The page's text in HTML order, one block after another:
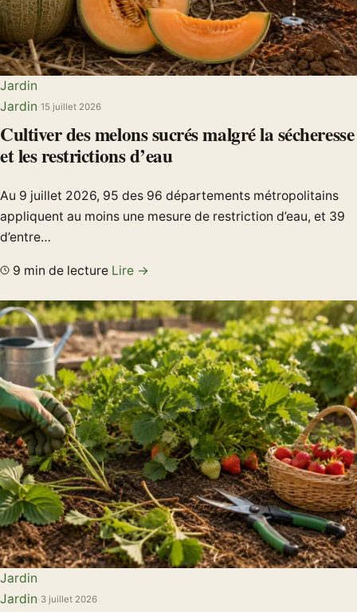
Jardin
Jardin 15 juillet 2026
Cultiver des melons sucrés malgré la sécheresse
et les restrictions d’eau
Au 9 juillet 2026, 95 des 96 départements métropolitains
appliquent au moins une mesure de restriction d’eau, et 39
d’entre…
9 min de lecture Lire →
Jardin
Jardin 3 juillet 2026